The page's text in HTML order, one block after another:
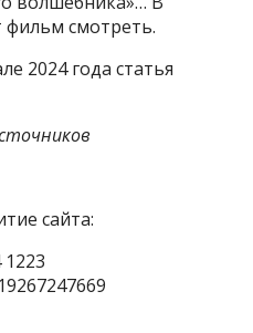
фильм смотреть.
2024 года статья
сайта: